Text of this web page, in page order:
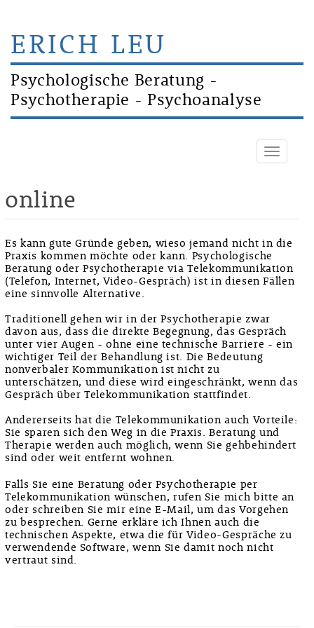
ERICH LEU
Psychologische Beratung -
Psychotherapie - Psychoanalyse
TOGGLE
online
Es kann gute Gründe geben, wieso jemand nicht in die
Praxis kommen möchte oder kann. Psychologische
Beratung oder Psychotherapie via Telekommunikation
(Telefon, Internet, Video-Gespräch) ist in diesen Fällen
eine sinnvolle Alternative.
Traditionell gehen wir in der Psychotherapie zwar
davon aus, dass die direkte Begegnung, das Gespräch
unter vier Augen - ohne eine technische Barriere - ein
wichtiger Teil der Behandlung ist. Die Bedeutung
nonverbaler Kommunikation ist nicht zu
unterschätzen, und diese wird eingeschränkt, wenn das
Gespräch über Telekommunikation stattfindet.
Andererseits hat die Telekommunikation auch Vorteile:
Sie sparen sich den Weg in die Praxis. Beratung und
Therapie werden auch möglich, wenn Sie gehbehindert
sind oder weit entfernt wohnen.
Falls Sie eine Beratung oder Psychotherapie per
Telekommunikation wünschen, rufen Sie mich bitte an
oder schreiben Sie mir eine E-Mail, um das Vorgehen
zu besprechen. Gerne erkläre ich Ihnen auch die
technischen Aspekte, etwa die für Video-Gespräche zu
verwendende Software, wenn Sie damit noch nicht
vertraut sind.